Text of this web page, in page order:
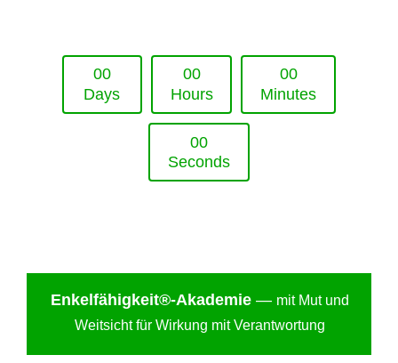
00
Days
00
Hours
00
Minutes
00
Seconds
Enkelfähigkeit®-Akademie — mit Mut und
Weitsicht für Wirkung mit Verantwortung